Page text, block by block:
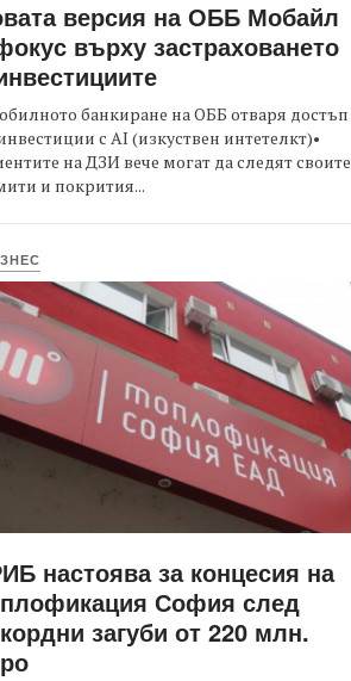
версия на ОББ Мобайл
върху застраховането
банкиране на ОББ отваря достъп
с AI (изкуствен интетелкт)•
на ДЗИ вече могат да следят своите
и покрития...
настоява за концесия на
София след
загуби от 220 млн.